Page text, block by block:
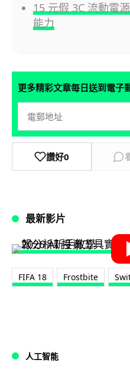
15 元假 3C 流動電
能力
更多精彩文章每日送到電子
讚好0
最新影片
FIFA 18 Frostbite
人工智能